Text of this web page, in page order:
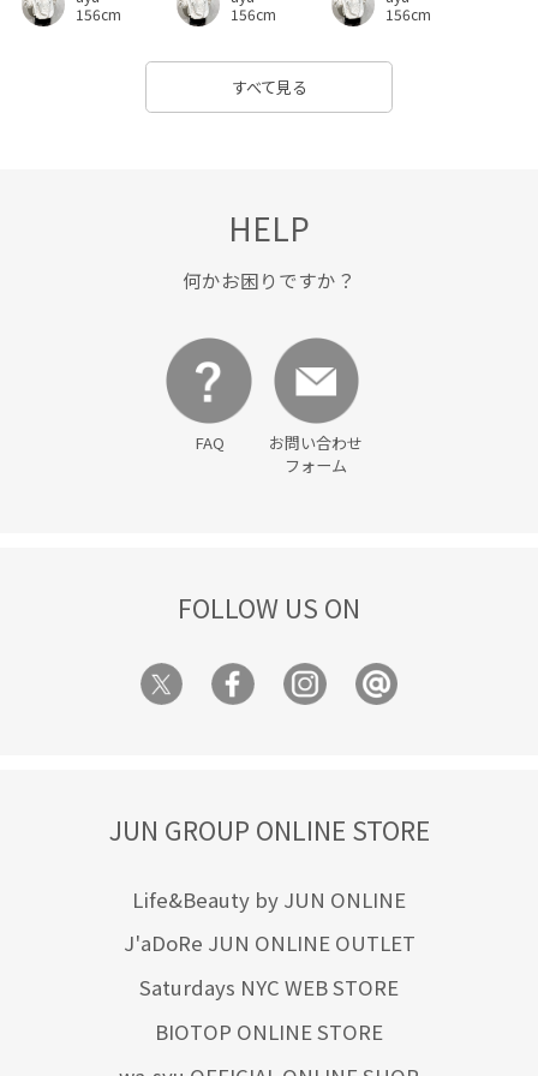
156cm
156cm
156cm
すべて見る
HELP
何かお困りですか？
FAQ
お問い合わせ
フォーム
FOLLOW US ON
JUN GROUP ONLINE STORE
Life&Beauty by JUN ONLINE
J'aDoRe JUN ONLINE OUTLET
Saturdays NYC WEB STORE
BIOTOP ONLINE STORE